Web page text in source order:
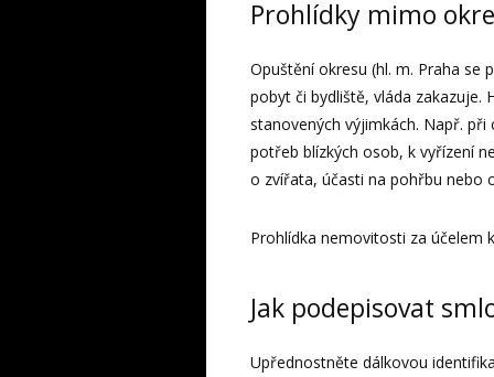
Prohlídky mimo
Opuštění okresu (hl. m. Praha
pobyt či bydliště, vláda zakazuje.
stanovených výjimkách. Např.
potřeb blízkých osob, k vyřízení
o zvířata, účasti na pohřbu nebo
Prohlídka nemovitosti za účelem
Jak podepisovat
Upřednostněte dálkovou